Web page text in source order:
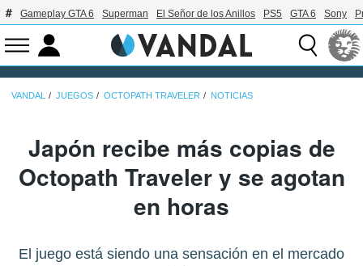
Gameplay GTA 6 Superman El Señor de los Anillos PS5 GTA 6 Sony
VANDAL JUEGOS OCTOPATH TRAVELER NOTICIAS
Japón recibe más copias de
Octopath Traveler y se agotan
en horas
El juego está siendo una sensación en el mercado